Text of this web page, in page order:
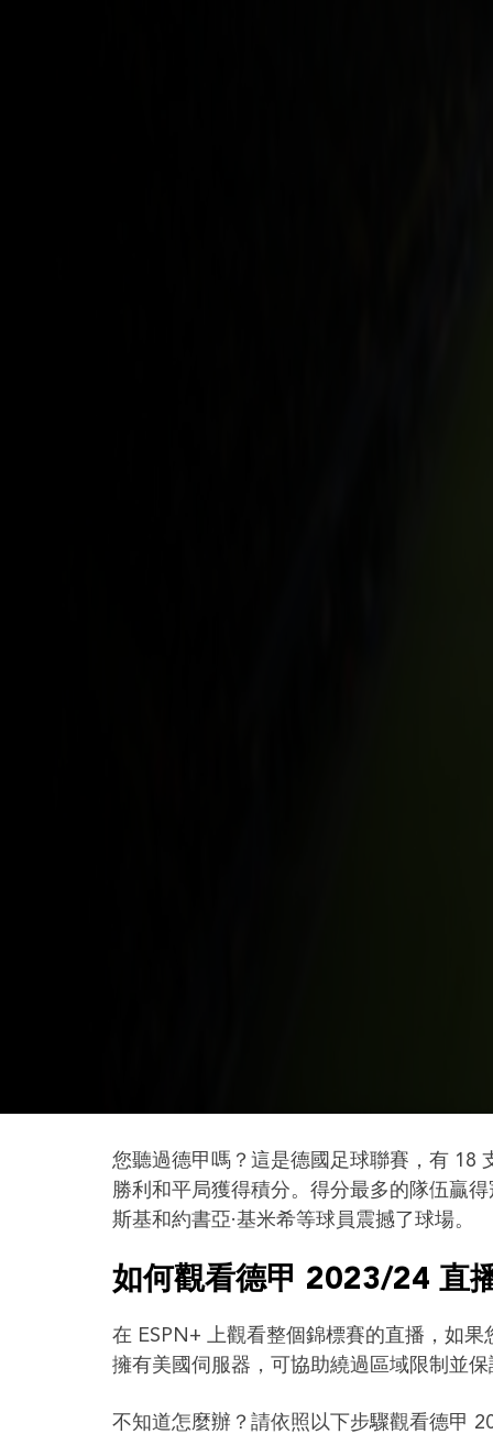
您聽過德甲嗎？這是德國足球聯賽，有 18
勝利和平局獲得積分。得分最多的隊伍贏
斯基和約書亞·基米希等球員震撼了球場。
如何觀看德甲 2023/24 直
在 ESPN+ 上觀看整個錦標賽的直播，如
擁有美國伺服器，可協助繞過區域限制並
不知道怎麼辦？請依照以下步驟觀看德甲